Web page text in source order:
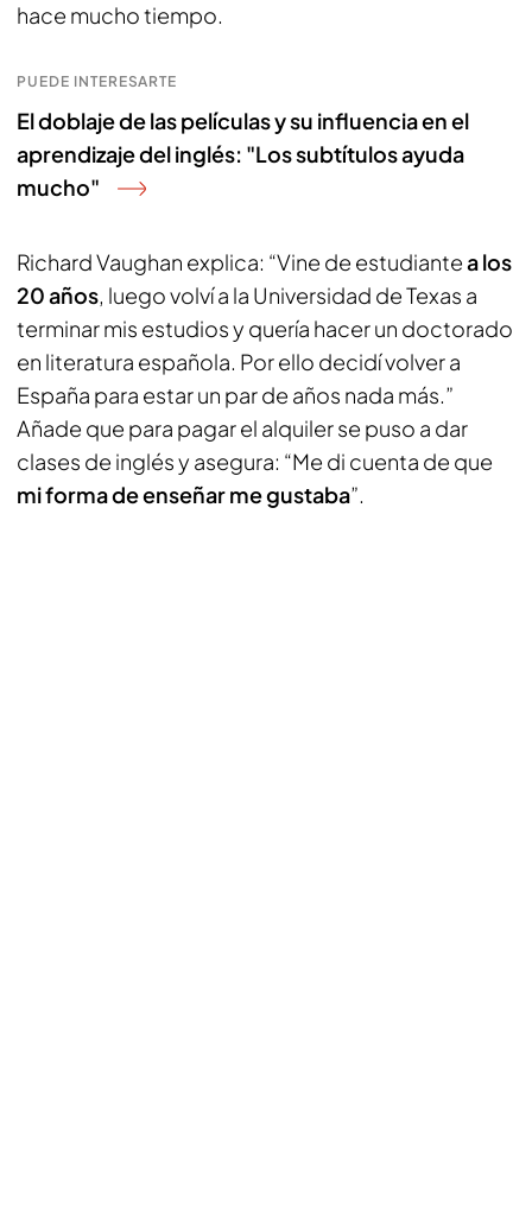
hace mucho tiempo.
PUEDE INTERESARTE
El doblaje de las películas y su influencia en el
aprendizaje del inglés: "Los subtítulos ayuda
mucho"
Richard Vaughan explica: “Vine de estudiantea los
20 años, luego volví a la Universidad de Texas a
terminar mis estudios y quería hacer un doctorado
en literatura española. Por ello decidí volver a
España para estar un par de años nada más.”
Añade que para pagar el alquiler se puso a dar
clases de inglés y asegura: “Me di cuenta de que
mi forma de enseñar me gustaba”.